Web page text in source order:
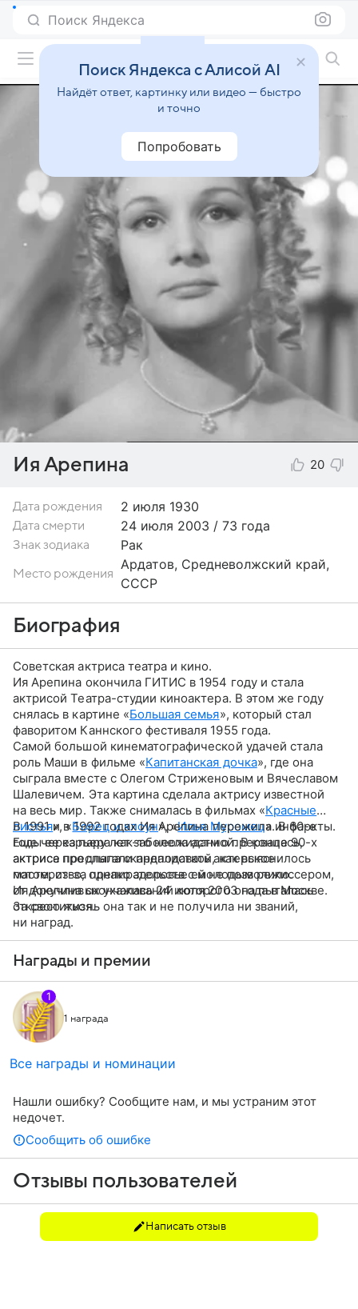
Поиск Яндекса
Ия Арепина 20
Дата рождения 2 июля 1930
Дата смерти 24 июля 2003 / 73 года
Знак зодиака Рак
Место рождения
Ардатов, Средневолжский край,
СССР
Награды и премии
1
1 награда
Все награды и номинации
Биография
Советская актриса театра и кино.
Ия Арепина окончила ГИТИС в 1954 году и стала
актрисой Театра-студии киноактера. В этом же году
снялась в картине «Большая семья», который стал
фаворитом Каннского фестиваля 1955 года.
Самой большой кинематографической удачей стала
роль Маши в фильме «Капитанская дочка», где она
сыграла вместе с Олегом Стриженовым и Вячеславом
Шалевичем. Эта картина сделала актрису известной
на весь мир. Также снималась в фильмах «Красные
листья», «Борец и клоун», «Илья Муромец». В 60-е
годы ее карьера как-то неожиданно прервалась,
актриса прослыла скандалисткой, как выяснилось
потом, из-за препирательств с молодым режиссером,
от докучливых ухаживаний которого она пыталась
откреститься.
В 1991 и в 1992 годах Ия Арепина пережила инфаркты.
Еще через пару лет заболела астмой. В конце 90-х
актрисе предлагали преподавать актерское
мастерство, однако здоровье ей не позволило.
Ия Арепина скончалась 24 июля 2003 года в Москве.
За свою жизнь она так и не получила ни званий,
ни наград.
Нашли ошибку? Сообщите нам, и мы устраним этот
недочет.
Сообщить об ошибке
Отзывы пользователей
Написать отзыв
Поиск Яндекса с Алисой AI
Найдёт ответ, картинку или видео — быстро
и точно
Попробовать